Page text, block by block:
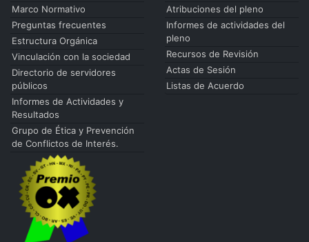
Marco Normativo
Preguntas frecuentes
Estructura Orgánica
Vinculación con la sociedad
Directorio de servidores
públicos
Informes de Actividades y
Resultados
Grupo de Ética y Prevención
de Conflictos de Interés.
Atribuciones del pleno
Informes de actividades del
pleno
Recursos de Revisión
Actas de Sesión
Listas de Acuerdo